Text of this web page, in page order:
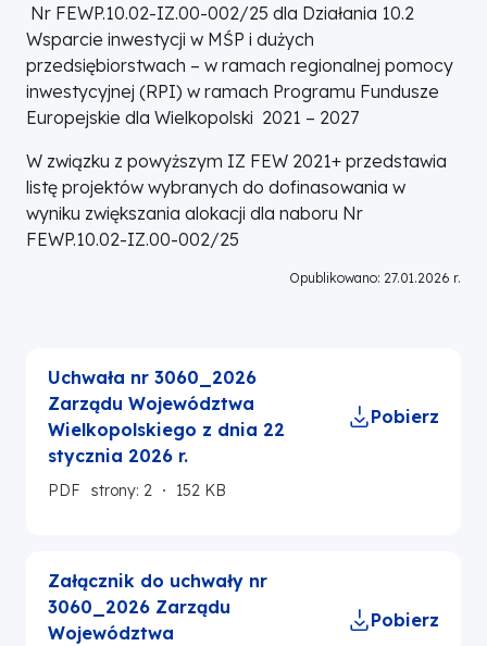
Nr FEWP.10.02-IZ.00-002/25 dla Działania 10.2
Wsparcie inwestycji w MŚP i dużych
przedsiębiorstwach – w ramach regionalnej pomocy
inwestycyjnej (RPI) w ramach Programu Fundusze
Europejskie dla Wielkopolski 2021 – 2027
W związku z powyższym IZ FEW 2021+ przedstawia
listę projektów wybranych do dofinasowania w
wyniku zwiększania alokacji dla naboru Nr
FEWP.10.02-IZ.00-002/25
Opublikowano: 27.01.2026 r.
Uchwała nr 3060_2026
Zarządu Województwa
Wielkopolskiego z dnia 22
stycznia 2026 r.
Pobierz
PDF strony: 2 152 KB
Załącznik do uchwały nr
3060_2026 Zarządu
Województwa
Pobierz